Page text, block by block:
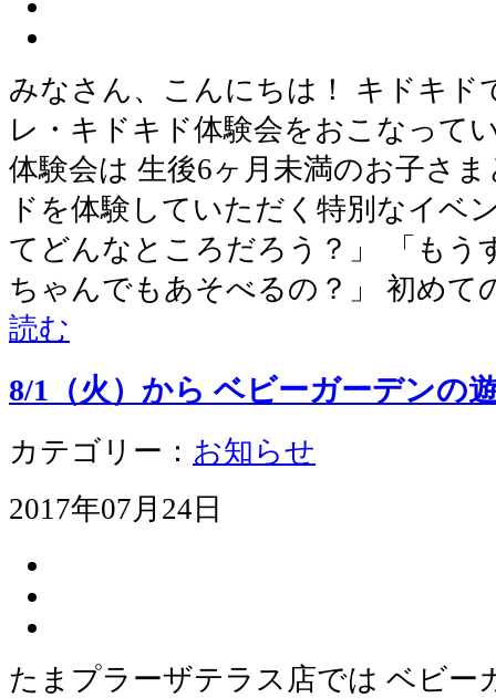
みなさん、こんにちは！ キドキド
レ・キドキド体験会をおこなって
体験会は 生後6ヶ月未満のお子さ
ドを体験していただく特別なイベ
てどんなところだろう？」 「もう
ちゃんでもあそべるの？」 初め
読む
8/1（火）から ベビーガーデンの
カテゴリー： お知らせ
2017年07月24日
たまプラーザテラス店では ベビー